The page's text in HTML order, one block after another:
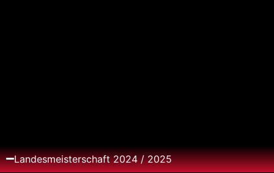
Landesmeisterschaft 2024 / 2025